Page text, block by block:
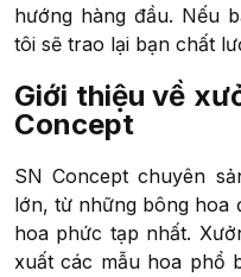
hướng hàng đầu. Nếu
tôi sẽ trao lại bạn chất
Giới thiệu về
Concept
SN Concept chuyên
lớn, từ những bông hoa
hoa phức tạp nhất.
xuất các mẫu hoa phổ